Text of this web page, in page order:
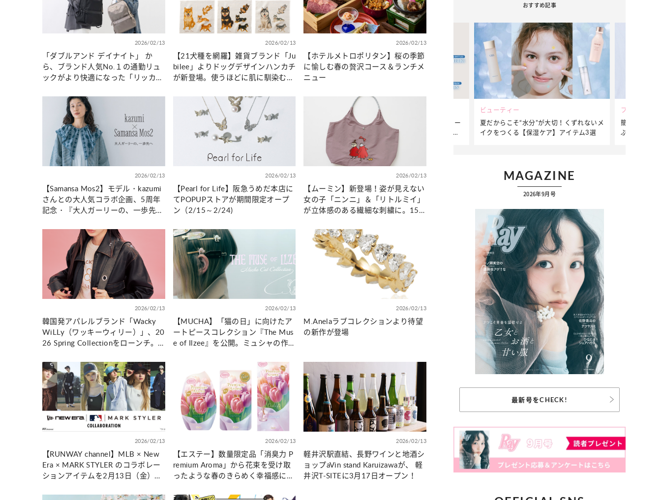
2026/02/13
「ダブルアンド デイナイト」 か
ら、ブランド人気No.１の通勤リュ
ックがより快適になった「リッカ
2026/02/13
【21犬種を網羅】雑貨ブランド「Ju
bilee」よりドッグデザインハンカチ
が新登場。使うほどに肌に馴染む天
2026/02/13
【ホテルメトロポリタン】桜の季節
に愉しむ春の贅沢コース＆ランチメ
ニュー
2026/02/13
【Samansa Mos2】モデル・kazumi
さんとの大人気コラボ企画、5周年
記念・『大人ガーリーの、一歩先
(金)発売
2026/02/13
【Pearl for Life】阪急うめだ本店に
てPOPUPストアが期間限定オープ
ン（2/15～2/24)
2026/02/13
【ムーミン】新登場！姿が見えない
女の子「ニンニ」＆「リトルミイ」
が立体感のある繊細な刺繍に。15L
さと可愛さを両立したナイロントー
トバッグが新生活の相棒として誕
2026/02/13
韓国発アパレルブランド「Wacky
WiLLy（ワッキーウィリー）」、20
26 Spring Collectionをローンチ。
新キービジュアルとともに春新作を
展開
2026/02/13
【MUCHA】「猫の日」に向けたア
ートピースコレクション『The Mus
e of Ilzee』を公開。ミュシャの作
作アイテムをラインナップ
2026/02/13
M.Anelaラブコレクションより待望
の新作が登場
2026/02/13
【RUNWAY channel】MLB × New
Era × MARK STYLER のコラボレー
ションアイテムを2月13日（金）か
2026/02/13
【エステー】数量限定品「消臭力 P
remium Aroma」から花束を受け取
ったような春のきらめく幸福感に包
発売
2026/02/13
軽井沢駅直結、長野ワインと地酒シ
ョップaVin stand Karuizawaが、 軽
井沢T-SITEに3月17日オープン！
おすすめ記事
カルチャー
“憧れワンピ”を着るきっかけに♡ おしゃ
れ女子が夢中な「ヌン活」の楽しみ方
占い
【12星座別】今月の恋愛運♡ 7月23日～
8月20日の運勢は？
カルチャー
【Dリーグ】Ray世代注目のプロダンサー
集団♡ 各チームを彩る「イケメンダンサ
ー」特集
ビューティー
夏だからこそ“水分”が大切！くずれないメ
イクをつくる【保湿ケア】アイテム3選
ファッション
簡単アレン
ぷりの【そ
MAGAZINE
2026年9月号
最新号をCHECK!